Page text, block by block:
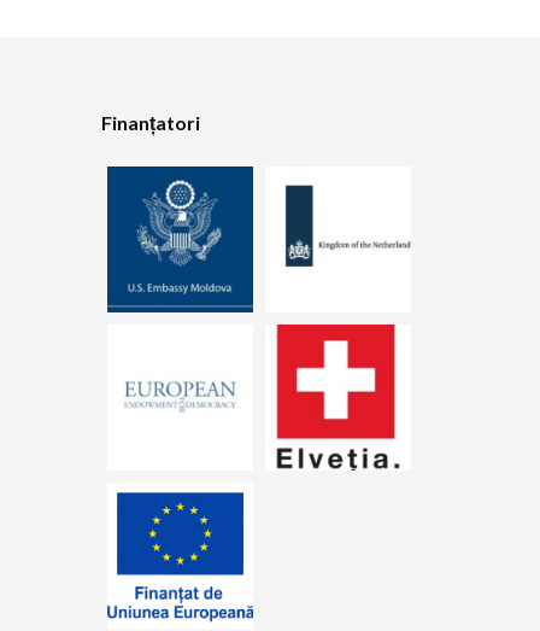
Finanțatori